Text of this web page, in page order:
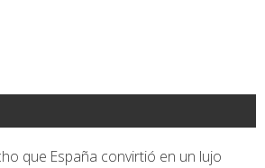
que España convirtió en un lujo